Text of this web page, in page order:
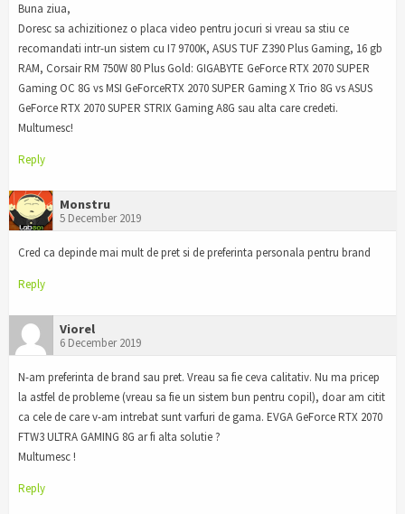
Buna ziua,
Doresc sa achizitionez o placa video pentru jocuri si vreau sa stiu ce
recomandati intr-un sistem cu I7 9700K, ASUS TUF Z390 Plus Gaming, 16 gb
RAM, Corsair RM 750W 80 Plus Gold: GIGABYTE GeForce RTX 2070 SUPER
Gaming OC 8G vs MSI GeForceRTX 2070 SUPER Gaming X Trio 8G vs ASUS
GeForce RTX 2070 SUPER STRIX Gaming A8G sau alta care credeti.
Multumesc!
Reply
Monstru
5 December 2019
Cred ca depinde mai mult de pret si de preferinta personala pentru brand
Reply
Viorel
6 December 2019
N-am preferinta de brand sau pret. Vreau sa fie ceva calitativ. Nu ma pricep
la astfel de probleme (vreau sa fie un sistem bun pentru copil), doar am citit
ca cele de care v-am intrebat sunt varfuri de gama. EVGA GeForce RTX 2070
FTW3 ULTRA GAMING 8G ar fi alta solutie ?
Multumesc !
Reply